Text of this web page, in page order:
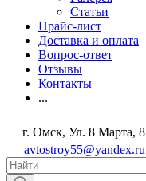
Статьи
Прайс-лист
Доставка и оплата
Вопрос-ответ
Отзывы
Контакты
...
г. Омск, Ул. 8 Марта, 8
avtostroy55@yandex.ru